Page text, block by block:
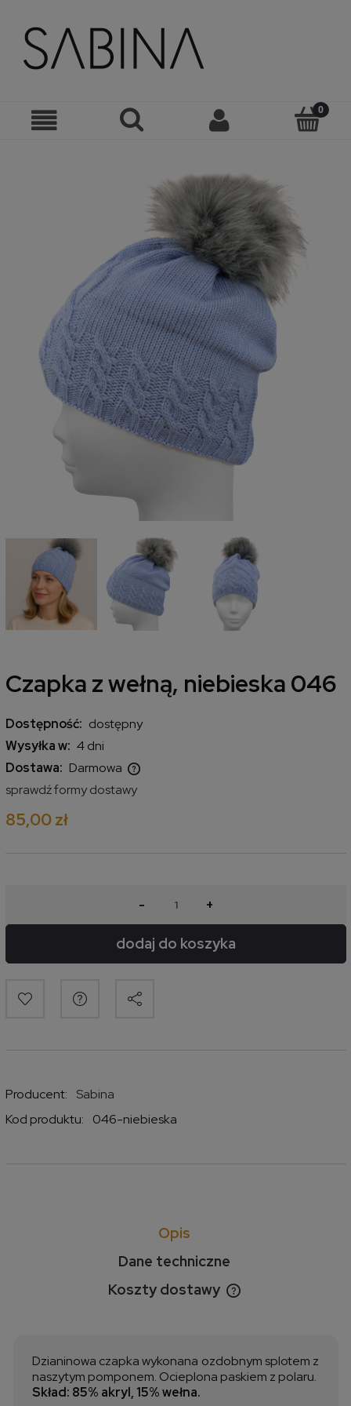
Czapka z wełną, niebieska 046
Dostępność: dostępny
Wysyłka w: 4 dni
Dostawa: Darmowa
Cena nie zawiera ewentualnych kosztów płatności
sprawdź formy dostawy
85,00 zł
- +
dodaj do koszyka
Producent:
Sabina
Kod produktu:
046-niebieska
Opis
Dane techniczne
Koszty dostawy
Cena nie zawiera ewentualnych kosztów płatności
Dzianinowa czapka wykonana ozdobnym splotem z
naszytym pomponem. Ocieplona paskiem z polaru.
Skład: 85% akryl, 15% wełna.